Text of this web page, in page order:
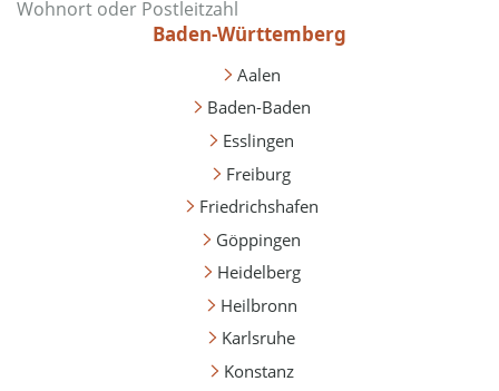
Baden-Württemberg
Aalen
Baden-Baden
Esslingen
Freiburg
Friedrichshafen
Göppingen
Heidelberg
Heilbronn
Karlsruhe
Konstanz